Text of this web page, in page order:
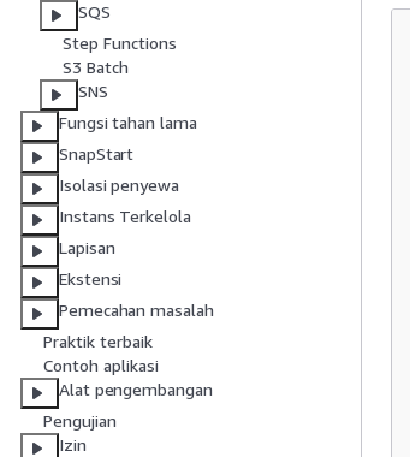
SQS
Step Functions
S3 Batch
SNS
Fungsi tahan lama
SnapStart
Isolasi penyewa
Instans Terkelola
Lapisan
Ekstensi
Pemecahan masalah
Praktik terbaik
Contoh aplikasi
Alat pengembangan
Pengujian
Izin